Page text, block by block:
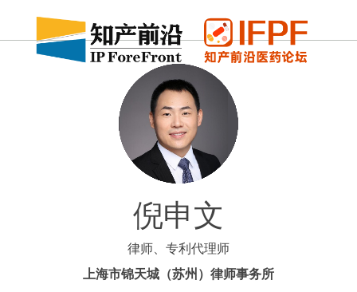
倪申文
律师、专利代理师
上海市锦天城（苏州）律师事务所